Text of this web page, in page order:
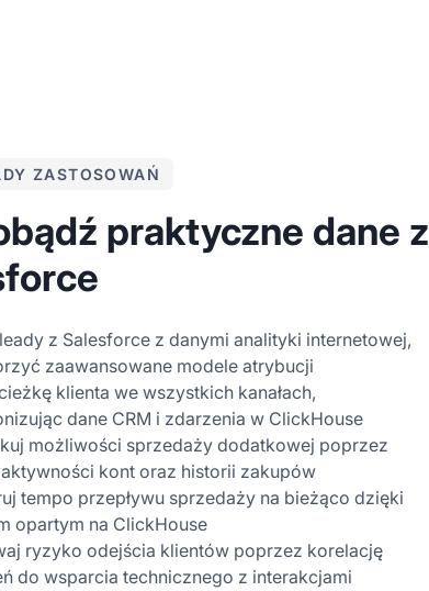
ZASTOSOWAŃ
praktyczne dane z
leady z Salesforce z danymi analityki internetowej,
zaawansowane modele atrybucji
klienta we wszystkich kanałach,
dane CRM i zdarzenia w ClickHouse
możliwości sprzedaży dodatkowej poprzez
kont oraz historii zakupów
tempo przepływu sprzedaży na bieżąco dzięki
opartym na ClickHouse
ryzyko odejścia klientów poprzez korelację
do wsparcia technicznego z interakcjami